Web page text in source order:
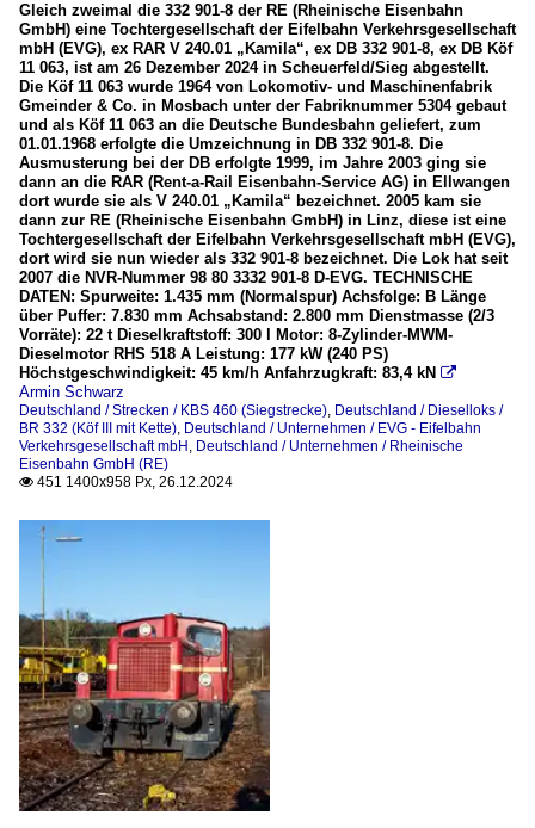
Sonstige in Rheinland-Pfalz
Dampfloks
BR 52
Dieselloks
BR 212 (DB V100.20)
BR 213 (V100.20 - Steilstreckenlok)
BR 215, BR 225 (V 163 und Umbau)
BR 323 (Köf II)
BR 332 (Köf III mit Kette)
Dieseltriebzüge
BR 795 bis 798 etc. (Uerdinger Schienenbus)
Kesselwagenzüge
Museumsbahnen und Vereine
Historische Eisenbahn Frankfurt e. V. (HEF)
Kasbachtalbahn
2016
2017
2018
2020
2023
2024
Gleich zweimal die 332 901-8 der RE (Rheinische Eisenbahn
GmbH) eine Tochtergesellschaft der Eifelbahn Verkehrsgesellschaft
mbH (EVG), ex RAR V 240.01 „Kamila“, ex DB 332 901-8, ex DB Köf
11 063, ist am 26 Dezember 2024 in Scheuerfeld/Sieg abgestellt.
Die Köf 11 063 wurde 1964 von Lokomotiv- und Maschinenfabrik
Gmeinder & Co. in Mosbach unter der Fabriknummer 5304 gebaut
und als Köf 11 063 an die Deutsche Bundesbahn geliefert, zum
01.01.1968 erfolgte die Umzeichnung in DB 332 901-8. Die
Ausmusterung bei der DB erfolgte 1999, im Jahre 2003 ging sie
dann an die RAR (Rent-a-Rail Eisenbahn-Service AG) in Ellwangen
dort wurde sie als V 240.01 „Kamila“ bezeichnet. 2005 kam sie
dann zur RE (Rheinische Eisenbahn GmbH) in Linz, diese ist eine
Tochtergesellschaft der Eifelbahn Verkehrsgesellschaft mbH (EVG),
dort wird sie nun wieder als 332 901-8 bezeichnet. Die Lok hat seit
2007 die NVR-Nummer 98 80 3332 901-8 D-EVG. TECHNISCHE
DATEN: Spurweite: 1.435 mm (Normalspur) Achsfolge: B Länge
über Puffer: 7.830 mm Achsabstand: 2.800 mm Dienstmasse (2/3
Vorräte): 22 t Dieselkraftstoff: 300 l Motor: 8-Zylinder-MWM-
Dieselmotor RHS 518 A Leistung: 177 kW (240 PS)
Höchstgeschwindigkeit: 45 km/h Anfahrzugkraft: 83,4 kN 
Armin Schwarz
Deutschland / Strecken / KBS 460 (Siegstrecke), Deutschland / Dieselloks /
BR 332 (Köf III mit Kette), Deutschland / Unternehmen / EVG - Eifelbahn
Verkehrsgesellschaft mbH , Deutschland / Unternehmen / Rheinische
Eisenbahn GmbH (RE)
 451 1400x958 Px, 26.12.2024